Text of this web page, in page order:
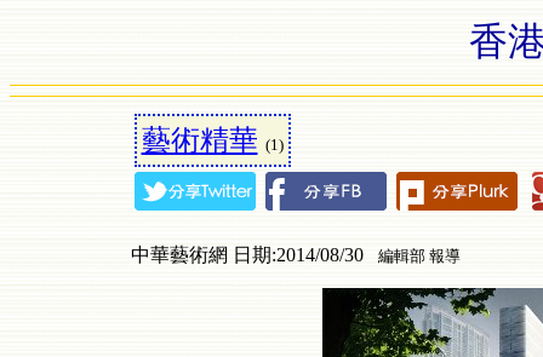
香
藝術精華 (1)
中華藝術網 日期:2014/08/30 編輯部 報導